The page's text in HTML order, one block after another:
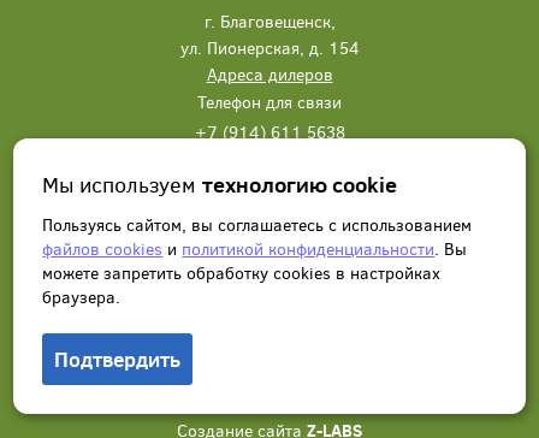
г. Благовещенск,
ул. Пионерская, д. 154
Адреса дилеров
Телефон для связи
+7 (914) 611 5638
Написать нам Заказать звонок
Создание сайта Z-LABS
Мы используемтехнологию cookie
Пользуясь сайтом, вы соглашаетесь с использованием
файлов cookies и политикой конфиденциальности. Вы
можете запретить обработку сookies в настройках
браузера.
Подтвердить